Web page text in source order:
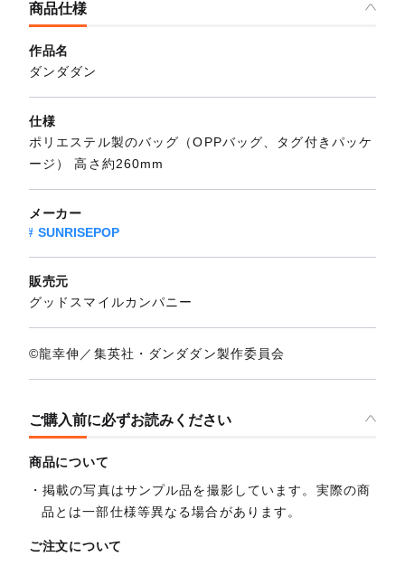
商品仕様
作品名
ダンダダン
仕様
ポリエステル製のバッグ（OPPバッグ、タグ付きパッケ
ージ） 高さ約260mm
メーカー
SUNRISEPOP
販売元
グッドスマイルカンパニー
©龍幸伸／集英社・ダンダダン製作委員会
ご購入前に必ずお読みください
商品について
掲載の写真はサンプル品を撮影しています。実際の商
品とは一部仕様等異なる場合があります。
ご注文について